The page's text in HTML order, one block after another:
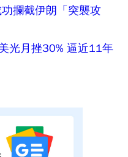
攔截伊朗「突襲攻
光月挫30% 逼近11年